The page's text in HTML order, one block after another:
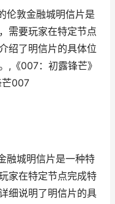
伦敦金融城明信片是
需要玩家在特定节点
绍了明信片的具体位
,《007：初露锋芒》
芒007
融城明信片是一种特
家在特定节点完成特
细说明了明信片的具